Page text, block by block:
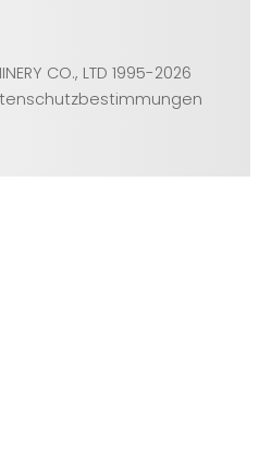
CO., LTD 1995-2026